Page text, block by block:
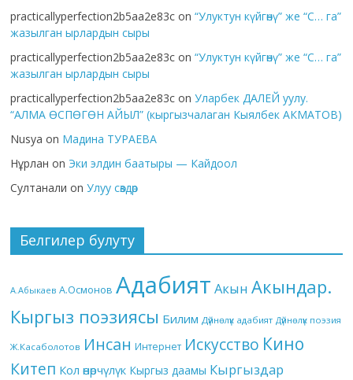
practicallyperfection2b5aa2e83c on“Улуктун күйгөнү” же “С… га”
жазылган ырлардын сыры
practicallyperfection2b5aa2e83c on“Улуктун күйгөнү” же “С… га”
жазылган ырлардын сыры
practicallyperfection2b5aa2e83c onУларбек ДАЛЕЙ уулу.
“АЛМА ӨСПӨГӨН АЙЫЛ” (кыргызчалаган Кыялбек АКМАТОВ)
Nusya on Мадина ТУРАЕВА
Нұрлан on Эки элдин баатыры — Кайдоол
Султанали onУлуу сөздөр
Белгилер булуту
А.Абыкаев А.Осмонов Адабият Акын Акындар.
Кыргыз поэзиясы Билим Дүйнөлүк адабият Дүйнөлүк поэзия
Ж.Касаболотов Инсан Интернет Искусство Кино
Китеп Кол өнөрчүлүк Кыргыз даамы Кыргыздар